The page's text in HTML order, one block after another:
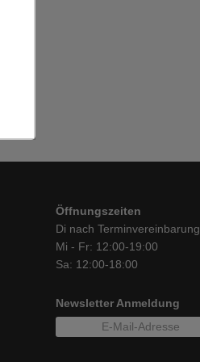
Öffnungszeiten
Di nach Terminvereinbarung
Mi - Fr: 12:00-19:00
Sa: 12:00-18:00
Newsletter Anmeldung